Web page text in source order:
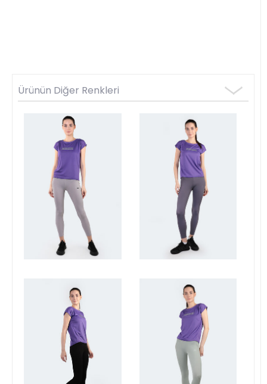
Ürünün Diğer Renkleri